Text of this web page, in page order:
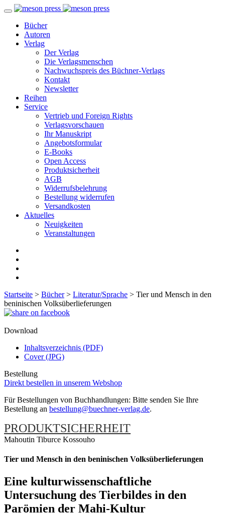
Bücher
Autoren
Verlag
Der Verlag
Die Verlagsmenschen
Nachwuchspreis des Büchner-Verlags
Kontakt
Newsletter
Reihen
Service
Vertrieb und Foreign Rights
Verlagsvorschauen
Ihr Manuskript
Angebotsformular
E-Books
Open Access
Produktsicherheit
AGB
Widerrufsbelehrung
Bestellung widerrufen
Versandkosten
Aktuelles
Neuigkeiten
Veranstaltungen
Startseite > Bücher> Literatur/Sprache > Tier und Mensch in den
beninischen Volksüberlieferungen
Download
Inhaltsverzeichnis (PDF)
Cover (JPG)
Bestellung
Direkt bestellen in unserem Webshop
Für Bestellungen von Buchhandlungen: Bitte senden Sie Ihre
Bestellung an bestellung@buechner-verlag.de.
PRODUKTSICHERHEIT
Mahoutin Tiburce Kossouho
Tier und Mensch in den beninischen Volksüberlieferungen
Eine kulturwissenschaftliche
Untersuchung des Tierbildes in den
Parömien der Mahi-Kultur